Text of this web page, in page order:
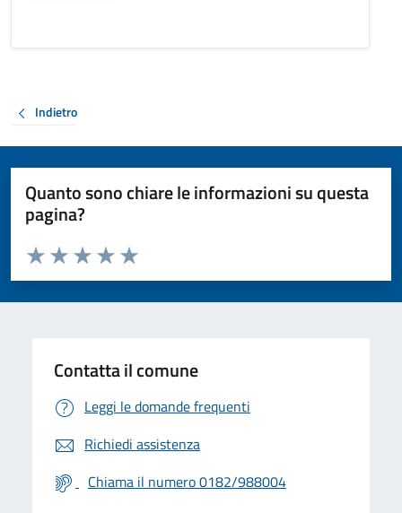
Indietro
Quanto sono chiare le informazioni su questa
pagina?
Valuta da 1 a 5 stelle la pagina
Valuta 5 stelle su 5
Valuta 4 stelle su 5
Valuta 3 stelle su 5
Valuta 2 stelle su 5
Valuta 1 stelle su 5
Contatta il comune
Leggi le domande frequenti
Richiedi assistenza
Chiama il numero 0182/988004